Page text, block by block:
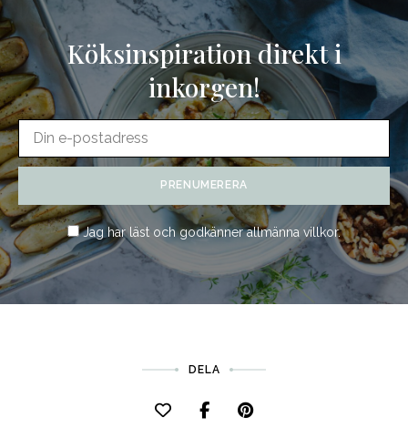
Köksinspiration direkt i
inkorgen!
Jag har läst och godkännerallmänna villkor.
DELA